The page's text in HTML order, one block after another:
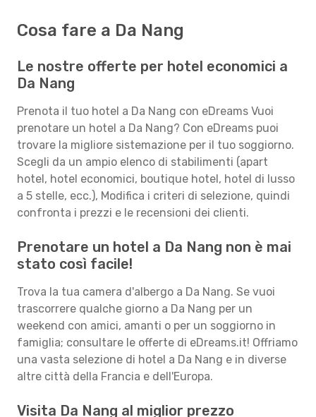
Cosa fare a Da Nang
Le nostre offerte per hotel economici a
Da Nang
Prenota il tuo hotel a Da Nang con eDreams Vuoi
prenotare un hotel a Da Nang? Con eDreams puoi
trovare la migliore sistemazione per il tuo soggiorno.
Scegli da un ampio elenco di stabilimenti (apart
hotel, hotel economici, boutique hotel, hotel di lusso
a 5 stelle, ecc.), Modifica i criteri di selezione, quindi
confronta i prezzi e le recensioni dei clienti.
Prenotare un hotel a Da Nang non è mai
stato così facile!
Trova la tua camera d'albergo a Da Nang. Se vuoi
trascorrere qualche giorno a Da Nang per un
weekend con amici, amanti o per un soggiorno in
famiglia; consultare le offerte di eDreams.it! Offriamo
una vasta selezione di hotel a Da Nang e in diverse
altre città della Francia e dell'Europa.
Visita Da Nang al miglior prezzo